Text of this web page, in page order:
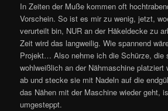
In Zeiten der Muße kommen oft
Vorschein. So ist es mir zu wenig, jetzt,
verurteilt bin, NUR an der Häkeldecke zu
Zeit wird das langweilig. Wie spannend
Projekt… Also nehme ich die Schürze, die
wohlweißlich an der Nähmaschine platziert
ab und stecke sie mit Nadeln auf die
das Nähen mit der Maschine wieder geht,
umgesteppt.